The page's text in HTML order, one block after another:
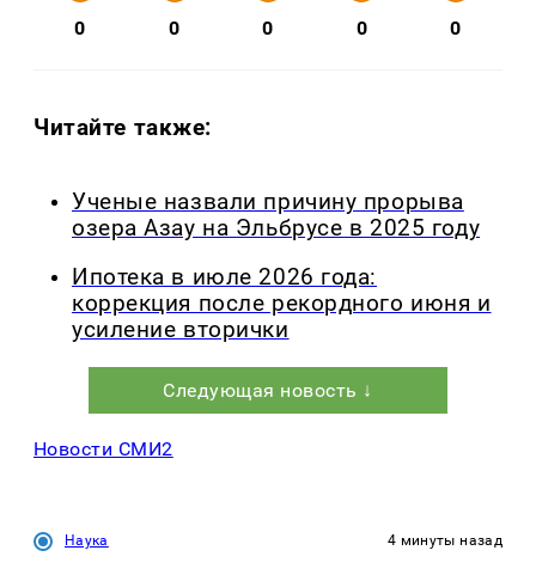
0 0 0 0 0
Читайте также:
Ученые назвали причину прорыва
озера Азау на Эльбрусе в 2025 году
Ипотека в июле 2026 года:
коррекция после рекордного июня и
усиление вторички
Следующая новость ↓
Новости СМИ2
Наука 4 минуты назад